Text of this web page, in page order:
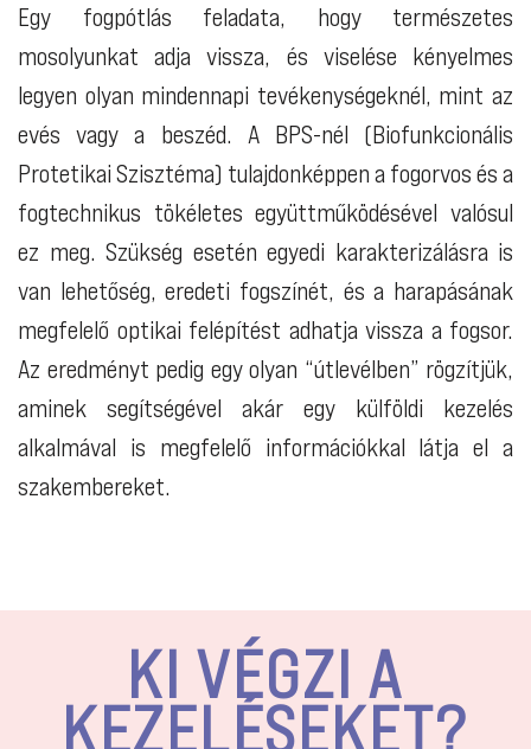
Egy fogpótlás feladata, hogy természetes
mosolyunkat adja vissza, és viselése kényelmes
legyen olyan mindennapi tevékenységeknél, mint az
evés vagy a beszéd. A BPS-nél (Biofunkcionális
Protetikai Szisztéma) tulajdonképpen a fogorvos és a
fogtechnikus tökéletes együttműködésével valósul
ez meg. Szükség esetén egyedi karakterizálásra is
van lehetőség, eredeti fogszínét, és a harapásának
megfelelő optikai felépítést adhatja vissza a fogsor.
Az eredményt pedig egy olyan “útlevélben” rögzítjük,
aminek segítségével akár egy külföldi kezelés
alkalmával is megfelelő információkkal látja el a
szakembereket.
KI VÉGZI A
KEZELÉSEKET?